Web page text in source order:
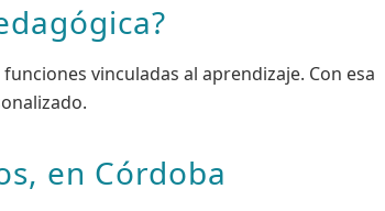
vinculadas al aprendizaje. Con esa
en Córdoba